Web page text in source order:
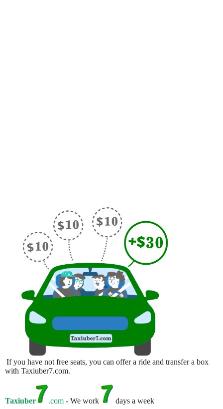
If you have not free seats, you can offer a ride and transfer a box
with Taxiuber7.com.
Taxiuber .com - We work days a week